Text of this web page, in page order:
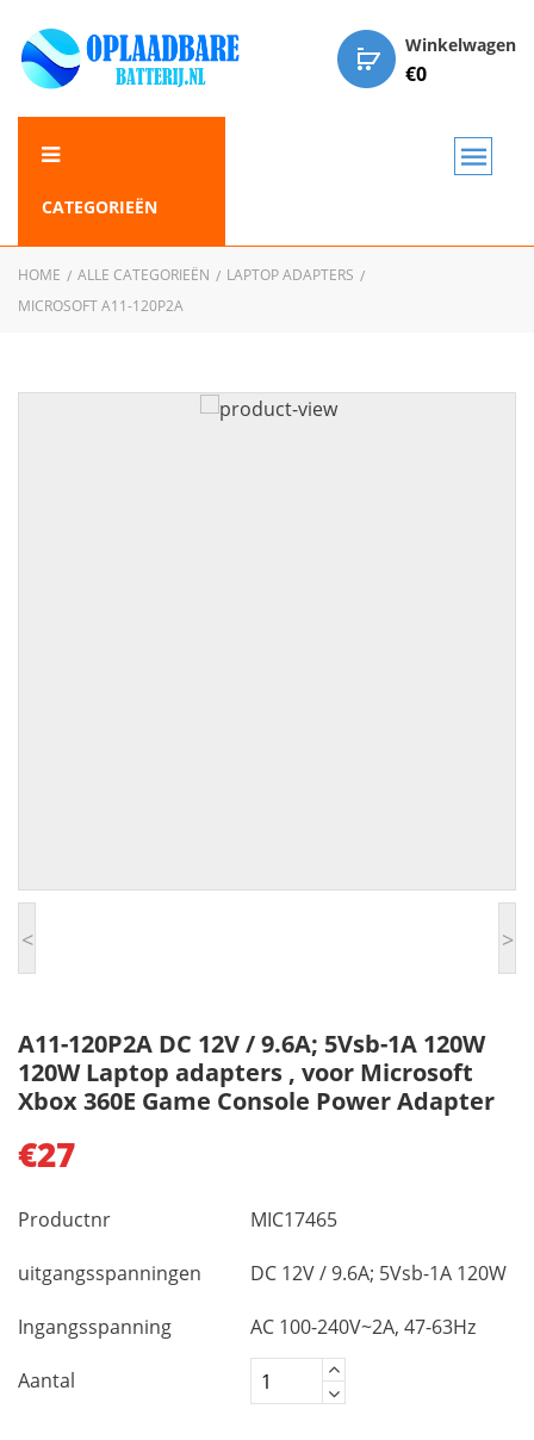
Winkelwagen
€0
CATEGORIEËN
HOME ALLE CATEGORIEËN
LAPTOP ADAPTERS
MICROSOFT A11-120P2A
< >
A11-120P2A DC 12V / 9.6A; 5Vsb-1A 120W
120W Laptop adapters , voor Microsoft
Xbox 360E Game Console Power Adapter
€27
Productnr MIC17465
uitgangsspanningen DC 12V / 9.6A; 5Vsb-1A 120W
Ingangsspanning AC 100-240V~2A, 47-63Hz
Aantal